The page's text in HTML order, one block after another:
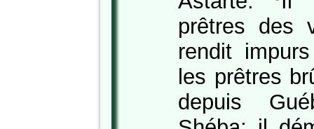
prêtres des
rendit
les prêtres
depuis